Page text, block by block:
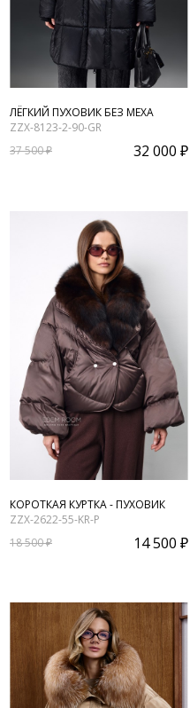
ЛЁГКИЙ ПУХОВИК БЕЗ МЕХА
ZZX-8123-2-90-GR
37 500 ₽
32 000 ₽
КОРОТКАЯ КУРТКА - ПУХОВИК
ZZX-2622-55-KR-P
18 500 ₽
14 500 ₽